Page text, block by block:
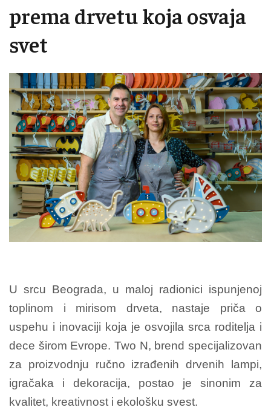
prema drvetu koja osvaja
svet
U srcu Beograda, u maloj radionici ispunjenoj
toplinom i mirisom drveta, nastaje priča o
uspehu i inovaciji koja je osvojila srca roditelja i
dece širom Evrope. Two N, brend specijalizovan
za proizvodnju ručno izrađenih drvenih lampi,
igračaka i dekoracija, postao je sinonim za
kvalitet, kreativnost i ekološku svest.